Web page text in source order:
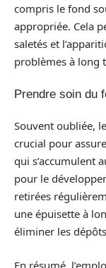
compris le fond
appropriée. Cela
saletés et
problèmes à long
Prendre soin du
Souvent oubliée,
crucial pour
qui s’accumulent
pour le
retirées
une épuisette à
éliminer les
En résumé,